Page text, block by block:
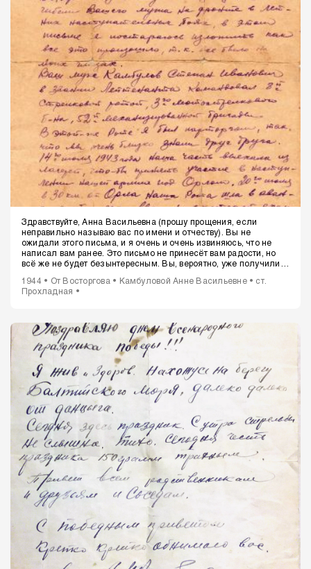
Здравствуйте, Анна Васильевна (прошу прощения, если
неправильно называю вас по имени и отчеству). Вы не
ожидали этого письма, и я очень и очень извиняюсь, что не
написал вам ранее. Это письмо не принесёт вам радости, но
всё же не будет безынтересным. Вы, вероятно, уже получили
наступательных боях, в этом письме я постараюсь изложить,
как всё это произошло, так как всё было на моих глазах.
52-й механизированной бригадой. В этой же роте я был
парторгом, так что мы очень близко знали друг друга. 14 июля
1943 года наша часть выехала из лагерей, чтобы принять
участие в наступлении нашей армии под Орлом. 20 июля в 30
км от Орла наша рота шла в авангарде бригады. Машина, в
которой ехали командир батальона, командир 8-й роты, ваш
муж, я, как парторг роты, командир пулемётного взвода и
пулемётный взвод в полном составе. Командир б-на и ваш муж
находились в кабине вместе с шофёром (неразборчиво) ком.
батальона и вашего мужа стояли на подножках, я, ком. пулем.
взвода и пулемётчики находились в кузове. За нашей
машиной шли остальные машины нашей роты, а за ними весь
батальон. Дело было в 11 часов дня. Когда с пригорочка мы
заметили в лощине на дороге немецкого мотоциклиста и
открыли по нему огонь из пулемётов, мотоциклист начал
удирать, и мы погнали за ним на предельной скорости, и,
выскочив из лощины на следующий пригорочек, налетели на
немецкую миномётную батарею. Немцы нас обстреляли
прямым попаданием. Мина сорвала капот нашей машины,
машина загорелась. Были ранены пять человек пулемётчиков
(неразборчиво) вашего мужа и командир пулемётного взвода,
у которого был перелом обеих ног. Ваш муж был убит. Осколок
мины, в два пальца толщиной, прошёл в голову, чуть повыше
правого уха. Не хотелось расставаться ему с жизнью, он был
1944 • От Восторгова • Камбуловой Анне Васильевне • ст.
Прохладная •